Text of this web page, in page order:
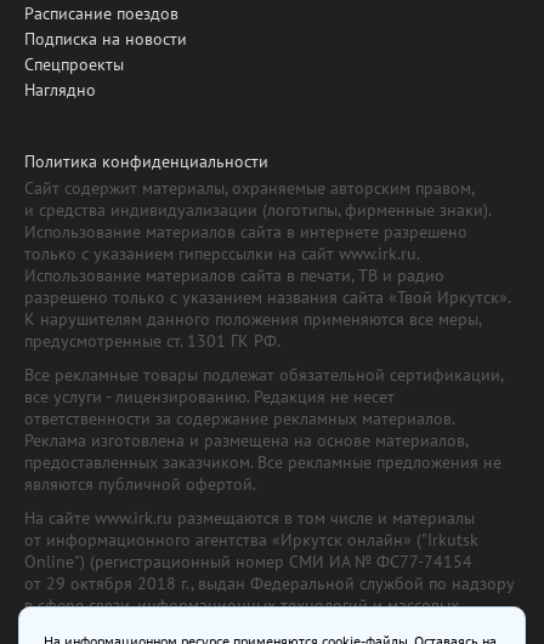
Расписание поездов
Подписка на новости
Спецпроекты
Наглядно
Политика конфиденциальности
Сайт содержит материалы, охраняемые авторским правом,
и средства индивидуализации (логотипы, фирменные знаки).
Использование материалов сайта в интернете разрешено
только с указанием гиперссылки на сайт www.irk.ru.
Использование материалов сайта в печати, ТВ и радио
разрешено только с указанием названия сайта «Твой Иркутск».
К нарушителям данного положения применяются все меры,
предусмотренные ст. 1301 ГК РФ.
Все рекламные товары подлежат обязательной сертификации,
все услуги - лицензированию. Редакция не несет
ответственности за содержание рекламных материалов.
Реклама изготовлена и размещена на основе материалов,
предоставленных заказчиком. Все рекламные предложения не
являются публичной офертой.
На сайте www.irk.ru размещаются в том числе и материалы
от информационного агентства «Иркутск онлайн» ("Irkutsk
Online") (регистрационный номер СМИ ИА № ФС77-74154
от 29 октября 2018 г., выдан Федеральной службой по надзору
в сфере связи, информационных технологий и массовых